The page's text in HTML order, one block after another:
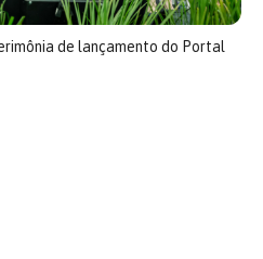
de lançamento do Portal